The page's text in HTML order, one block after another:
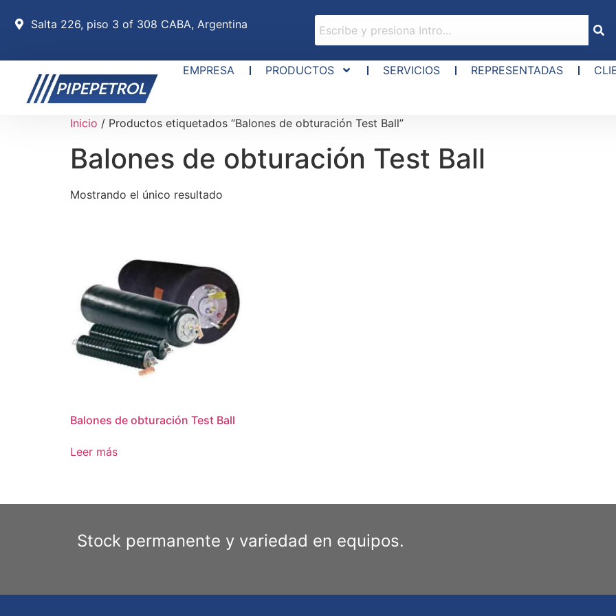
Salta 226, piso 3 of 308 CABA, Argentina
EMPRESA PRODUCTOS SERVICIOS REPRESENTADAS
Inicio / Productos etiquetados “Balones de obturación Test Ball”
Balones de obturación Test Ball
Mostrando el único resultado
Balones de obturación Test Ball
Leer más
Stock permanente y variedad en equipos.